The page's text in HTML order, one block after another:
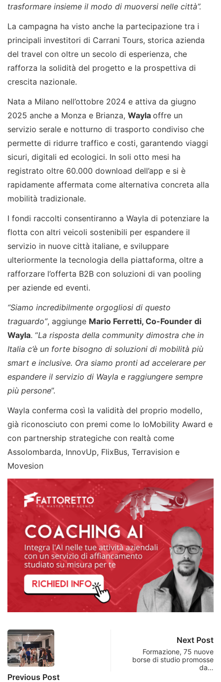
trasformare insieme il modo di muoversi nelle città”.
La campagna ha visto anche la partecipazione tra i
principali investitori di Carrani Tours, storica azienda
del travel con oltre un secolo di esperienza, che
rafforza la solidità del progetto e la prospettiva di
crescita nazionale.
Nata a Milano nell’ottobre 2024 e attiva da giugno
2025 anche a Monza e Brianza, Wayla offre un
servizio serale e notturno di trasporto condiviso che
permette di ridurre traffico e costi, garantendo viaggi
sicuri, digitali ed ecologici. In soli otto mesi ha
registrato oltre 60.000 download dell’app e si è
rapidamente affermata come alternativa concreta alla
mobilità tradizionale.
I fondi raccolti consentiranno a Wayla di potenziare la
flotta con altri veicoli sostenibili per espandere il
servizio in nuove città italiane, e sviluppare
ulteriormente la tecnologia della piattaforma, oltre a
rafforzare l’offerta B2B con soluzioni di van pooling
per aziende ed eventi.
“Siamo incredibilmente orgogliosi di questo
traguardo”, aggiunge Mario Ferretti, Co-Founder di
Wayla. “La risposta della community dimostra che in
Italia c’è un forte bisogno di soluzioni di mobilità più
smart e inclusive. Ora siamo pronti ad accelerare per
espandere il servizio di Wayla e raggiungere sempre
più persone”.
Wayla conferma così la validità del proprio modello,
già riconosciuto con premi come lo IoMobility Award e
con partnership strategiche con realtà come
Assolombarda, InnovUp, FlixBus, Terravision e
Movesion
Previous Post
Next Post
Formazione, 75 nuove
borse di studio promosse
da…